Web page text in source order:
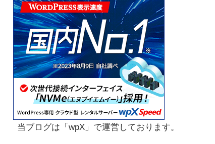
当ブログは「wpX」で運営しております。